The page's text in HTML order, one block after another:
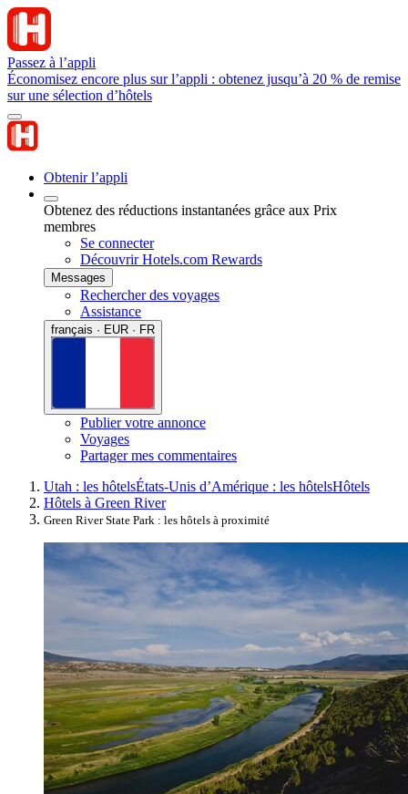
Passez à l’appli
Économisez encore plus sur l’appli : obtenez jusqu’à 20 % de remise
sur une sélection d’hôtels
Obtenir l’appli
Obtenez des réductions instantanées grâce aux Prix
membres
Se connecter
Découvrir Hotels.com Rewards
Messages
Rechercher des voyages
Assistance
français · EUR · FR
Publier votre annonce
Voyages
Partager mes commentaires
Utah : les hôtelsÉtats-Unis d’Amérique : les hôtelsHôtels
Hôtels à Green River
Green River State Park : les hôtels à proximité